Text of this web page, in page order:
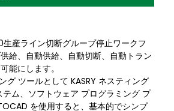
生産ライン切断グループ停止ワークフ
給、自動供給、自動切断、自動トラン
能にします。
グ ツールとして KASRY ネスティング
ム、ソフトウェア プログラミング プ
を使用すると、基本的でシンプ